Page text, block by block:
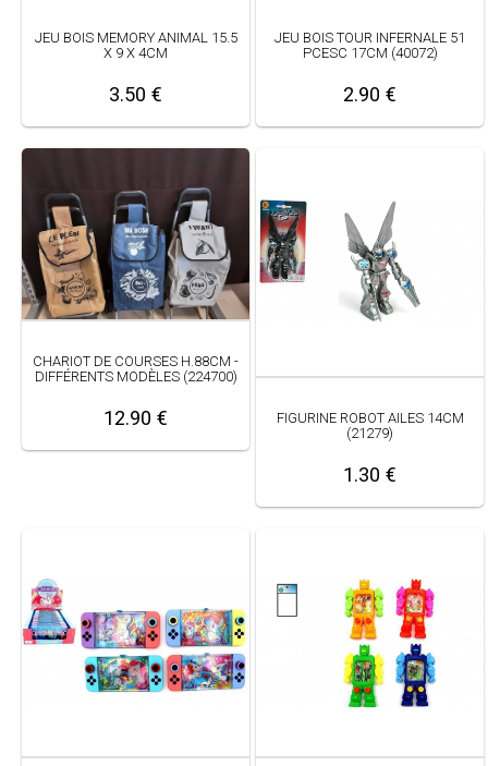
JEU BOIS MEMORY ANIMAL 15.5
X 9 X 4CM
3.50 €
JEU BOIS TOUR INFERNALE 51
PCESC 17CM (40072)
2.90 €
CHARIOT DE COURSES H.88CM -
DIFFÉRENTS MODÈLES (224700)
12.90 €
FIGURINE ROBOT AILES 14CM
(21279)
1.30 €